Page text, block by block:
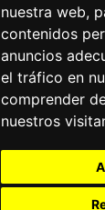
nuestra web,
contenidos
anuncios
el tráfico en
comprender
nuestros